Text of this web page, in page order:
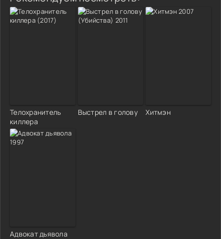
Телохранитель
киллера
Выстрел в голову Хитмэн
Адвокат дьявола